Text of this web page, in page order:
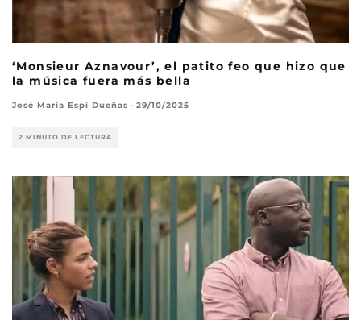
‘Monsieur Aznavour’, el patito feo que hizo que
la música fuera más bella
José María Espí Dueñas · 29/10/2025
2 MINUTO DE LECTURA